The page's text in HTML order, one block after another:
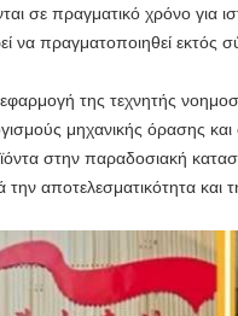
σε πραγματικό χρόνο για
να πραγματοποιηθεί εκτός
της τεχνητής
μηχανικής όρασης
στην παραδοσιακή
αποτελεσματικότητα και